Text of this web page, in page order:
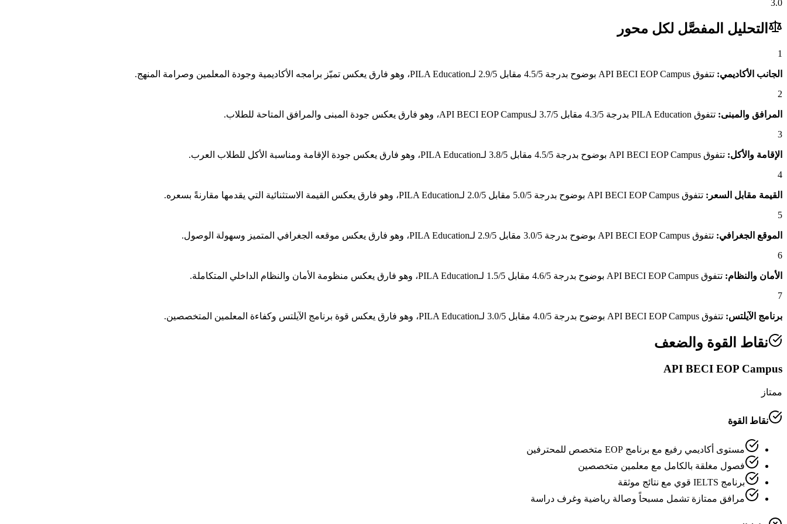
3.0
التحليل المفصَّل لكل محور
1
الجانب الأكاديمي: تتفوق API BECI EOP Campus بوضوح بدرجة 4.5/5 مقابل 2.9/5 لـPILA Education، وهو فارق يعكس تميّز برامجه الأكاديمية وجودة المعلمين وصرامة المنهج.
2
المرافق والمبنى: تتفوق PILA Education بدرجة 4.3/5 مقابل 3.7/5 لـAPI BECI EOP Campus، وهو فارق يعكس جودة المبنى والمرافق المتاحة للطلاب.
3
الإقامة والأكل: تتفوق API BECI EOP Campus بوضوح بدرجة 4.5/5 مقابل 3.8/5 لـPILA Education، وهو فارق يعكس جودة الإقامة ومناسبة الأكل للطلاب العرب.
4
القيمة مقابل السعر: تتفوق API BECI EOP Campus بوضوح بدرجة 5.0/5 مقابل 2.0/5 لـPILA Education، وهو فارق يعكس القيمة الاستثنائية التي يقدمها مقارنةً بسعره.
5
الموقع الجغرافي: تتفوق API BECI EOP Campus بوضوح بدرجة 3.0/5 مقابل 2.9/5 لـPILA Education، وهو فارق يعكس موقعه الجغرافي المتميز وسهولة الوصول.
6
الأمان والنظام: تتفوق API BECI EOP Campus بوضوح بدرجة 4.6/5 مقابل 1.5/5 لـPILA Education، وهو فارق يعكس منظومة الأمان والنظام الداخلي المتكاملة.
7
برنامج الآيلتس: تتفوق API BECI EOP Campus بوضوح بدرجة 4.0/5 مقابل 3.0/5 لـPILA Education، وهو فارق يعكس قوة برنامج الآيلتس وكفاءة المعلمين المتخصصين.
نقاط القوة والضعف
API BECI EOP Campus
ممتاز
نقاط القوة
مستوى أكاديمي رفيع مع برنامج EOP متخصص للمحترفين
فصول مغلقة بالكامل مع معلمين متخصصين
برنامج IELTS قوي مع نتائج موثقة
مرافق ممتازة تشمل مسبحاً وصالة رياضية وغرف دراسة